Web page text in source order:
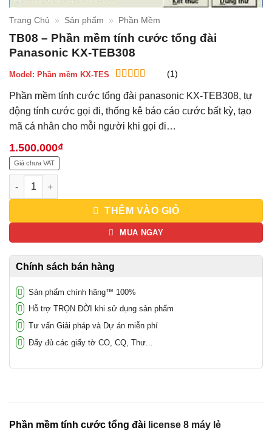
Trang Chủ » Sản phẩm » Phần Mềm
TB08 – Phần mềm tính cước tổng đài
Panasonic KX-TEB308
Model: Phần mềm KX-TES
trênđánh
giá
(1)
Phần mềm tính cước tổng đài panasonic KX-TEB308, tự
động tính cước gọi đi, thống kê báo cáo cước bất kỳ, tạo
mã cá nhân cho mỗi người khi gọi đi…
1.500.000₫
Giá chưa VAT
TB08 - Phần mềm tính cước tổng đài Panasonic KX-TEB308
THÊM VÀO GIỎ
MUA NGAY
Chính sách bán hàng
Sản phẩm chính hãng™ 100%
Hỗ trợ TRỌN ĐỜI khi sử dụng sản phẩm
Tư vấn Giải pháp và Dự án miễn phí
Đẩy đủ các giấy tờ CO, CQ, Thư...
Phần mềm tính cước tổng đài license 8 máy lẻ